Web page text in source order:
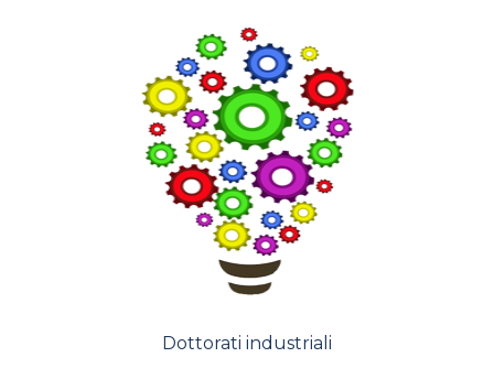
Dottorati industriali